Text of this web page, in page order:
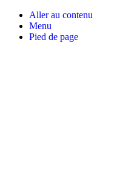
Aller au contenu
Menu
Pied de page